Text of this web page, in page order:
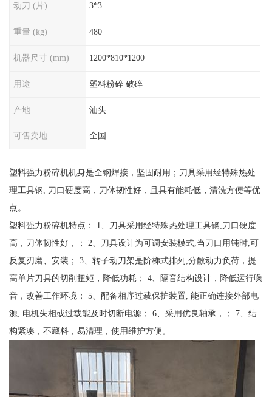
动刀 (片) 3*3
重量 (kg) 480
机器尺寸 (mm) 1200*810*1200
用途 塑料粉碎 破碎
产地 汕头
可售卖地 全国
塑料强力粉碎机机身是全钢焊接，坚固耐用；刀具采用经特殊热处
理工具钢, 刀口硬度高，刀体韧性好，且具有能耗低，清洗方便等优
点。
塑料强力粉碎机特点： 1、刀具采用经特殊热处理工具钢,刀口硬度
高，刀体韧性好，； 2、刀具设计为可调安装模式,当刀口用钝时,可
反复刃磨、安装； 3、转子动刀架是阶梯式排列,分散动力负荷，提
高单片刀具的切削扭矩，降低功耗； 4、隔音结构设计，降低运行噪
音，改善工作环境； 5、配备相序过载保护装置, 能正确连接外部电
源, 电机失相或过载能及时切断电源； 6、采用优良轴承，； 7、结
构紧凑，不藏料，易清理，使用维护方便。